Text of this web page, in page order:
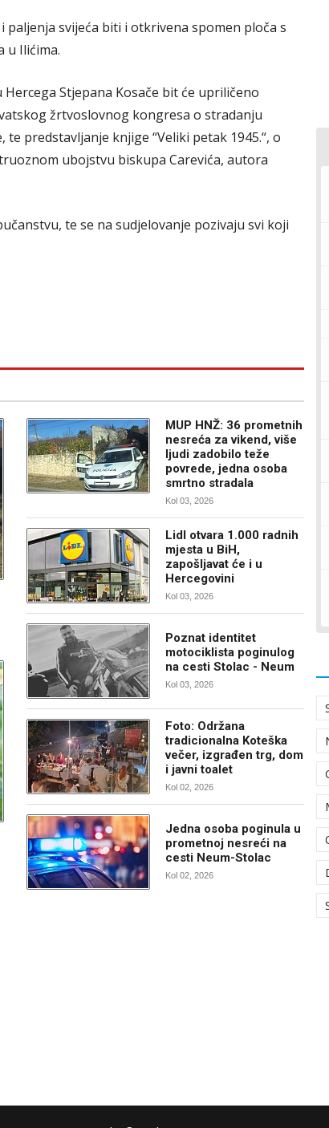
svijeća biti i otkrivena spomen ploča s
u Ilićima.
Stjepana Kosače bit će upriličeno
žrtvoslovnog kongresa o stradanju
predstavljanje knjige “Veliki petak 1945.“, o
ubojstvu biskupa Carevića, autora
te se na sudjelovanje pozivaju svi koji
MUP HNŽ: 36 prometnih
nesreća za vikend, više
ljudi zadobilo teže
povrede, jedna osoba
smrtno stradala
Kol 03, 2026
Lidl otvara 1.000 radnih
mjesta u BiH,
zapošljavat će i u
Hercegovini
Kol 03, 2026
Poznat identitet
motociklista poginulog
na cesti Stolac - Neum
Kol 03, 2026
Foto: Održana
tradicionalna Koteška
večer, izgrađen trg, dom
i javni toalet
Kol 02, 2026
Jedna osoba poginula u
prometnoj nesreći na
cesti Neum-Stolac
Kol 02, 2026